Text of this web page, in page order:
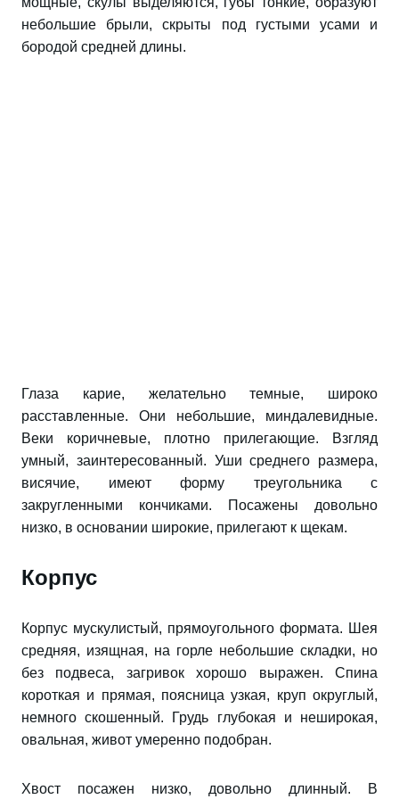
небольшие брыли, скрыты под густыми усами и
бородой средней длины.
Глаза карие, желательно темные, широко
расставленные. Они небольшие, миндалевидные.
Веки коричневые, плотно прилегающие. Взгляд
умный, заинтересованный. Уши среднего размера,
висячие, имеют форму треугольника с
закругленными кончиками. Посажены довольно
низко, в основании широкие, прилегают к щекам.
Корпус
Корпус мускулистый, прямоугольного формата. Шея
средняя, изящная, на горле небольшие складки, но
без подвеса, загривок хорошо выражен. Спина
короткая и прямая, поясница узкая, круп округлый,
немного скошенный. Грудь глубокая и неширокая,
овальная, живот умеренно подобран.
Хвост посажен низко, довольно длинный. В